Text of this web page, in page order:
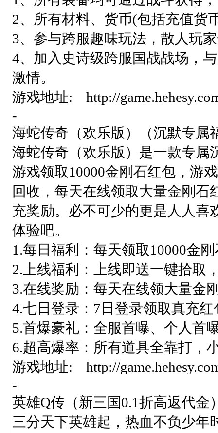
2、所有材料、货币(包括充值货
3、参与跨服趣味玩法，散人玩
4、加入史诗级跨服国战战场，
激情。
游戏地址: http://
-
海蛇传奇（欢乐版）（沉默专属
海蛇传奇（欢乐版）是一款专属
游戏领取10000金刚石红包，游
回收，每天在线领取大量金刚石
充奖励。必不可少的更是人人喜
体验吧。
1.每日福利：每天领取10000金
2.上线福利：上线即送一键拾取
3.在线奖励：每天在线领大量金
4.七日登录：7日登录领取真充
5.首爆豪礼：全服首曝、个人首
6.超高爆率：所有道具全靠打，
游戏地址: http://
-
英雄Q传（新三国0.1折高返代金
三分天下英雄起，热血不负少年